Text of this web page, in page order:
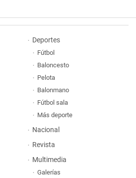
Deportes
Fútbol
Baloncesto
Pelota
Balonmano
Fútbol sala
Más deporte
Nacional
Revista
Multimedia
Galerías